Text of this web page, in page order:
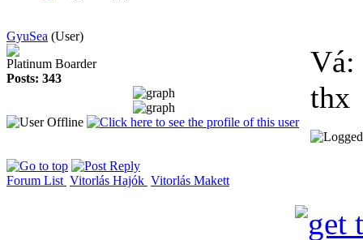
GyuSea (User)
Platinum Boarder
Posts: 343
thx
Forum List Vitorlás Hajók Vitorlás Makett